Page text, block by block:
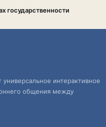
государственности
интерактивное
общения между